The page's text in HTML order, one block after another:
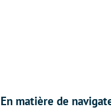
En matière de